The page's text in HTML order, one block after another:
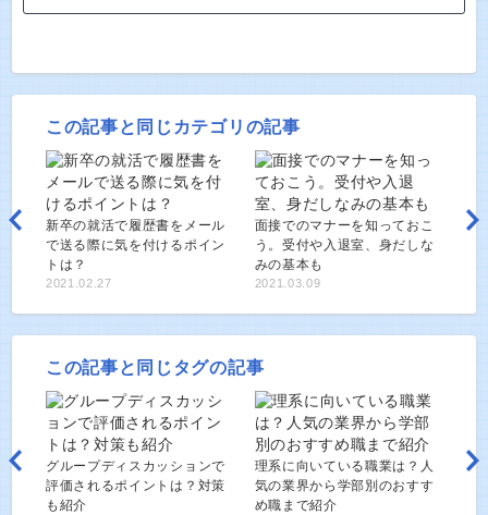
この記事と同じカテゴリの記事
新卒の就活で履歴書をメール
で送る際に気を付けるポイン
トは？
2021.02.27
面接でのマナーを知っておこ
う。受付や入退室、身だしな
みの基本も
2021.03.09
この記事と同じタグの記事
グ‌ルー‌プ‌ディ‌ス‌カッ‌ショ‌ン‌で‌
評‌価‌さ‌れ‌る‌ポ‌イ‌ン‌ト‌は？‌対‌策‌
も‌紹‌介‌
理系に向いている職業は？人
気の業界から学部別のおすす
め職まで紹介